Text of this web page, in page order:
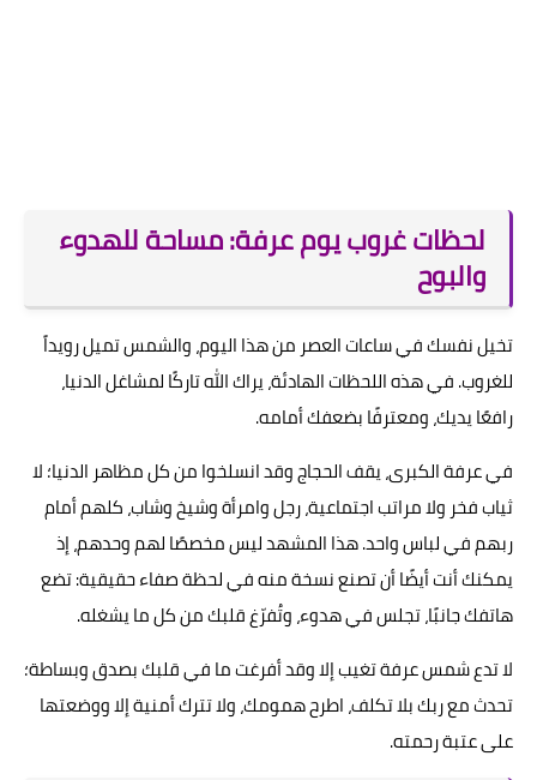
لحظات غروب يوم عرفة: مساحة للهدوء
والبوح
تخيل نفسك في ساعات العصر من هذا اليوم، والشمس تميل رويداً
للغروب. في هذه اللحظات الهادئة، يراك الله تاركًا لمشاغل الدنيا،
رافعًا يديك، ومعترفًا بضعفك أمامه.
في عرفة الكبرى، يقف الحجاج وقد انسلخوا من كل مظاهر الدنيا؛ لا
ثياب فخر ولا مراتب اجتماعية، رجل وامرأة وشيخ وشاب، كلهم أمام
ربهم في لباس واحد. هذا المشهد ليس مخصصًا لهم وحدهم، إذ
يمكنك أنت أيضًا أن تصنع نسخة منه في لحظة صفاء حقيقية: تضع
هاتفك جانبًا، تجلس في هدوء، وتُفرّغ قلبك من كل ما يشغله.
لا تدع شمس عرفة تغيب إلا وقد أفرغت ما في قلبك بصدق وبساطة؛
تحدث مع ربك بلا تكلف، اطرح همومك، ولا تترك أمنية إلا ووضعتها
على عتبة رحمته.